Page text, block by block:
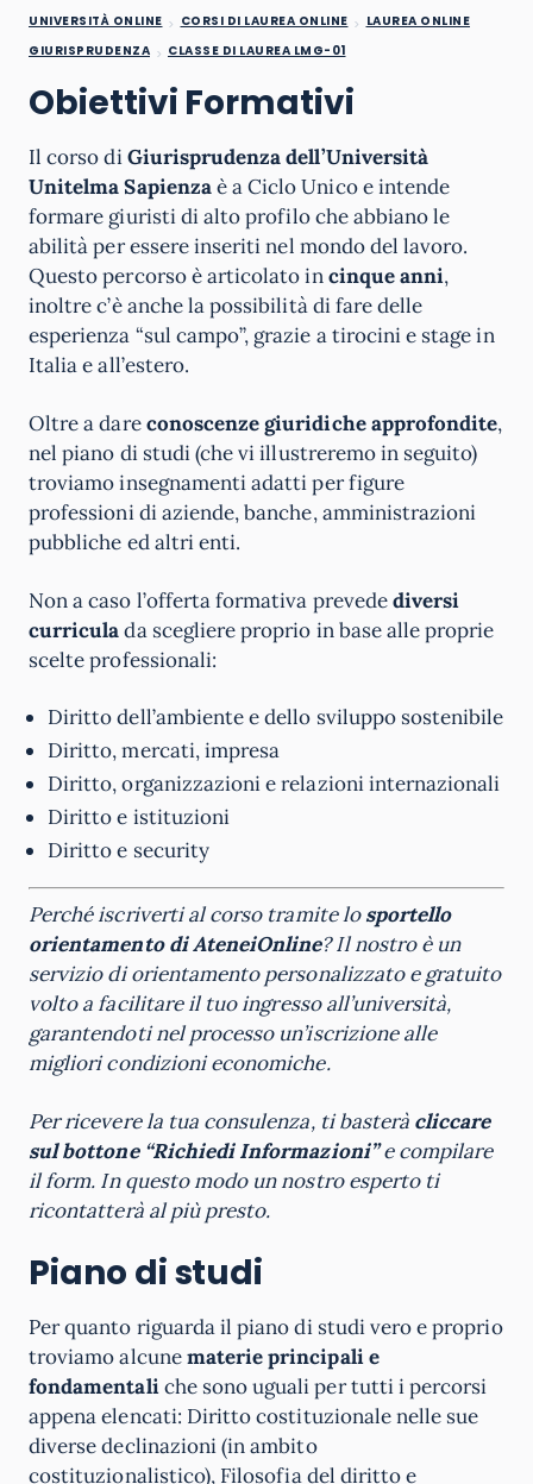
UNIVERSITÀ ONLINE CORSI DI LAUREA ONLINE
LAUREA ONLINE
GIURISPRUDENZA
CLASSE DI LAUREA LMG-01
Obiettivi Formativi
Il corso diGiurisprudenza dell’Università
Unitelma Sapienzaè a Ciclo Unico e intende
formare giuristi di alto profilo che abbiano le
abilità per essere inseriti nel mondo del lavoro.
Questo percorso è articolato incinque anni,
inoltre c’è anche la possibilità di fare delle
esperienza “sul campo”, grazie a tirocini e stage in
Italia e all’estero.
Oltre a dareconoscenze giuridiche approfondite,
nel piano di studi (che vi illustreremo in seguito)
troviamo insegnamenti adatti per figure
professioni di aziende, banche, amministrazioni
pubbliche ed altri enti.
Non a caso l’offerta formativa prevedediversi
curriculada scegliere proprio in base alle proprie
scelte professionali:
Diritto dell’ambiente e dello sviluppo sostenibile
Diritto, mercati, impresa
Diritto, organizzazioni e relazioni internazionali
Diritto e istituzioni
Diritto e security
Perché iscriverti al corso tramite losportello
orientamento diAteneiOnline? Il nostro è un
servizio di orientamento personalizzato e gratuito
volto a facilitare il tuo ingresso all’università,
garantendoti nel processo un’iscrizione alle
migliori condizioni economiche.
Per ricevere la tua consulenza, ti basterà cliccare
sul bottone “Richiedi Informazioni”e compilare
il form. In questo modo un nostro esperto ti
ricontatterà al più presto.
Piano di studi
Per quanto riguarda il piano di studi vero e proprio
troviamo alcunematerie principali e
fondamentaliche sono uguali per tutti i percorsi
appena elencati: Diritto costituzionale nelle sue
diverse declinazioni (in ambito
costituzionalistico), Filosofia del diritto e